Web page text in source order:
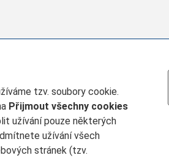
Železničář číslo
tzv. soubory cookie.
Přijmout všechny cookies
užívání pouze některých
užívání všech
stránek (tzv.